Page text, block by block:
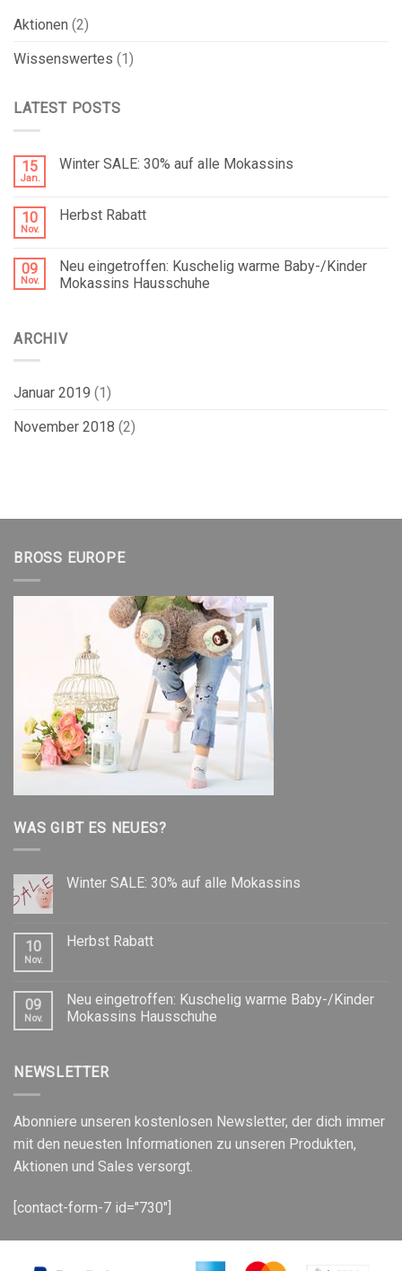
Aktionen (2)
Wissenswertes (1)
LATEST POSTS
15
Jan.
Winter SALE: 30% auf alle Mokassins
10
Nov.
Herbst Rabatt
09
Nov.
Neu eingetroffen: Kuschelig warme Baby-/Kinder
Mokassins Hausschuhe
ARCHIV
Januar 2019 (1)
November 2018 (2)
BROSS EUROPE
WAS GIBT ES NEUES?
Winter SALE: 30% auf alle Mokassins
10
Nov.
Herbst Rabatt
09
Nov.
Neu eingetroffen: Kuschelig warme Baby-/Kinder
Mokassins Hausschuhe
NEWSLETTER
Abonniere unseren kostenlosen Newsletter, der dich immer
mit den neuesten Informationen zu unseren Produkten,
Aktionen und Sales versorgt.
[contact-form-7 id="730"]